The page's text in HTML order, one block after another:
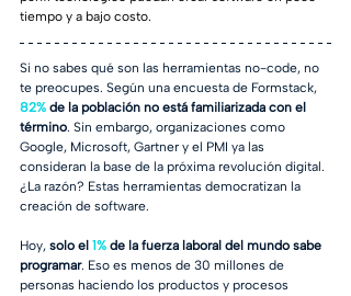
tiempo y a bajo costo.
Si no sabes qué son las herramientas no-code, no
te preocupes. Según una encuesta de Formstack,
82% de la población no está familiarizada con el
término. Sin embargo, organizaciones como
Google, Microsoft, Gartner y el PMI ya las
consideran la base de la próxima revolución digital.
¿La razón? Estas herramientas democratizan la
creación de software.
Hoy, solo el 1% de la fuerza laboral del mundo sabe
programar. Eso es menos de 30 millones de
personas haciendo los productos y procesos